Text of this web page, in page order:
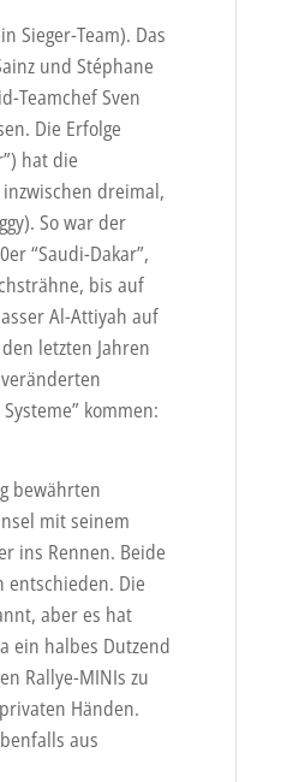
Sieger-Team). Das
und Stéphane
Teamchef Sven
Die Erfolge
hat die
dreimal,
So war der
“Saudi-Dakar”,
bis auf
Al-Attiyah auf
letzten Jahren
kommen:
bewährten
mit seinem
ins Rennen. Beide
entschieden. Die
aber es hat
ein halbes Dutzend
Rallye-MINIs zu
Händen.
aus